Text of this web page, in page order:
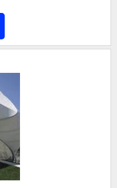
na entrega do
estão os